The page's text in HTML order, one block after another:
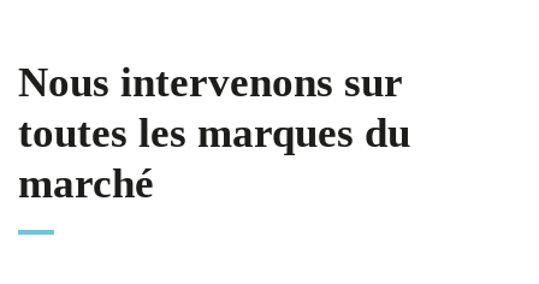
Nous intervenons sur
toutes les marques du
marché